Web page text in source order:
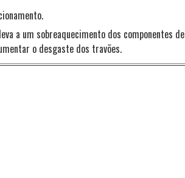
a um sobreaquecimento dos componentes de
o desgaste dos travões.